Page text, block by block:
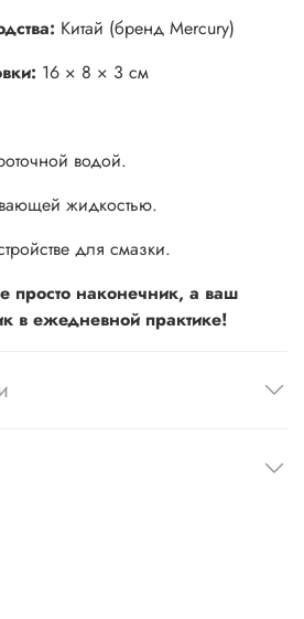
Китай (бренд Mercury)
16 × 8 × 3 см
водой.
жидкостью.
для смазки.
просто наконечник, а ваш
в ежедневной практике!